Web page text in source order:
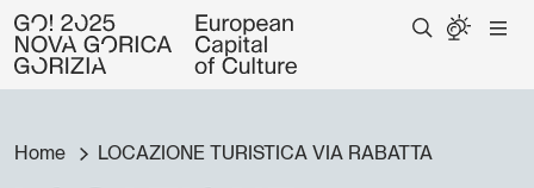
Home LOCAZIONE TURISTICA VIA RABATTA